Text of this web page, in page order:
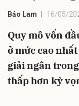
Bảo Lam 16/05/
Quy mô vốn
ở mức cao
giải ngân
thấp hơn kỳ